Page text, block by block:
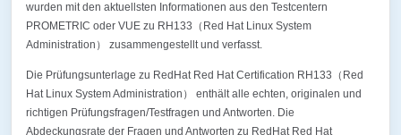
wurden mit den aktuellsten Informationen aus den Testcentern
PROMETRIC oder VUE zu RH133（Red Hat Linux System
Administration） zusammengestellt und verfasst.
Die Prüfungsunterlage zu RedHat Red Hat Certification RH133（Red
Hat Linux System Administration） enthält alle echten, originalen und
richtigen Prüfungsfragen/Testfragen und Antworten. Die
Abdeckungsrate der Fragen und Antworten zu RedHat Red Hat